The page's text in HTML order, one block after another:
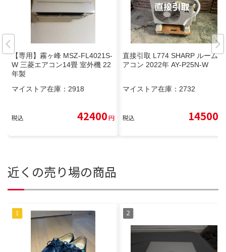
【専用】霧ヶ峰 MSZ-FL4021S-
W 三菱エアコン14畳 室外機 22
年製
マイストア在庫： 2918
税込 42400円
直接引取 L774 SHARP ルームエ
アコン 2022年 AY-P25N-W
マイストア在庫： 2732
税込 14500
近くの売り場の商品